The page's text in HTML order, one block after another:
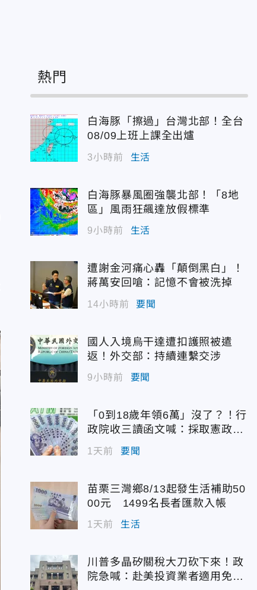
熱門
白海豚「擦過」台灣北部！全台
08/09上班上課全出爐
3小時前 生活
白海豚暴風圈強襲北部！「8地
區」風雨狂飆達放假標準
9小時前 生活
遭謝金河痛心轟「顛倒黑白」！
蔣萬安回嗆：記憶不會被洗掉
14小時前 要聞
國人入境烏干達遭扣護照被遣
返！外交部：持續連繫交涉
9小時前 要聞
「0到18歲年領6萬」沒了？！行
政院收三讀函文喊：採取憲政作
1天前 要聞
苗栗三灣鄉8/13起發生活補助50
00元 1499名長者匯款入帳
1天前 生活
川普多晶矽關稅大刀砍下來！政
院急喊：赴美投資業者適用免稅